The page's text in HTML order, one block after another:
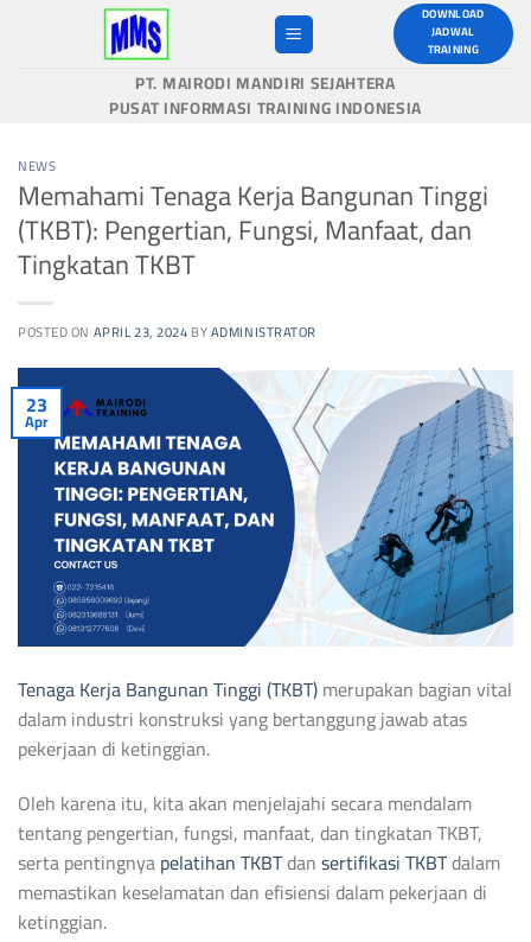
DOWNLOAD
JADWAL
TRAINING
PT. MAIRODI MANDIRI SEJAHTERA
PUSAT INFORMASI TRAINING INDONESIA
NEWS
Memahami Tenaga Kerja Bangunan Tinggi
(TKBT): Pengertian, Fungsi, Manfaat, dan
Tingkatan TKBT
POSTED ON APRIL 23, 2024BYADMINISTRATOR
23
Apr
Tenaga Kerja Bangunan Tinggi (TKBT)merupakan bagian vital
dalam industri konstruksi yang bertanggung jawab atas
pekerjaan di ketinggian.
Oleh karena itu, kita akan menjelajahi secara mendalam
tentang pengertian, fungsi, manfaat, dan tingkatan TKBT,
serta pentingnyapelatihan TKBTdansertifikasi TKBTdalam
memastikan keselamatan dan efisiensi dalam pekerjaan di
ketinggian.